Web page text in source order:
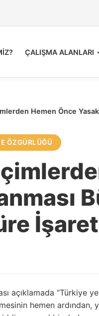
ÇALIŞMA ALANLARI
Hemen Önce
ÖZGÜRLÜĞÜ
İşaret
açıklamada “Türkiye
hemen ardından,